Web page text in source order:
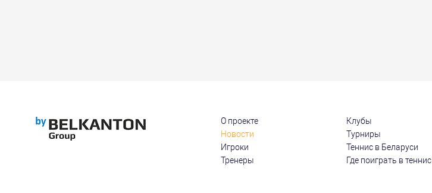
О проекте
Новости
Игроки
Тренеры
Клубы
Турниры
Теннис в Беларуси
Где поиграть в теннис